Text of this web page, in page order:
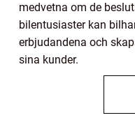
medvetna om de
bilentusiaster kan
erbjudandena och
sina kunder.